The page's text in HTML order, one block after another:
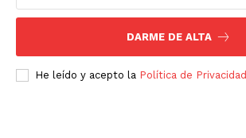
DARME DE ALTA
He leído y acepto la Política de Privacidad